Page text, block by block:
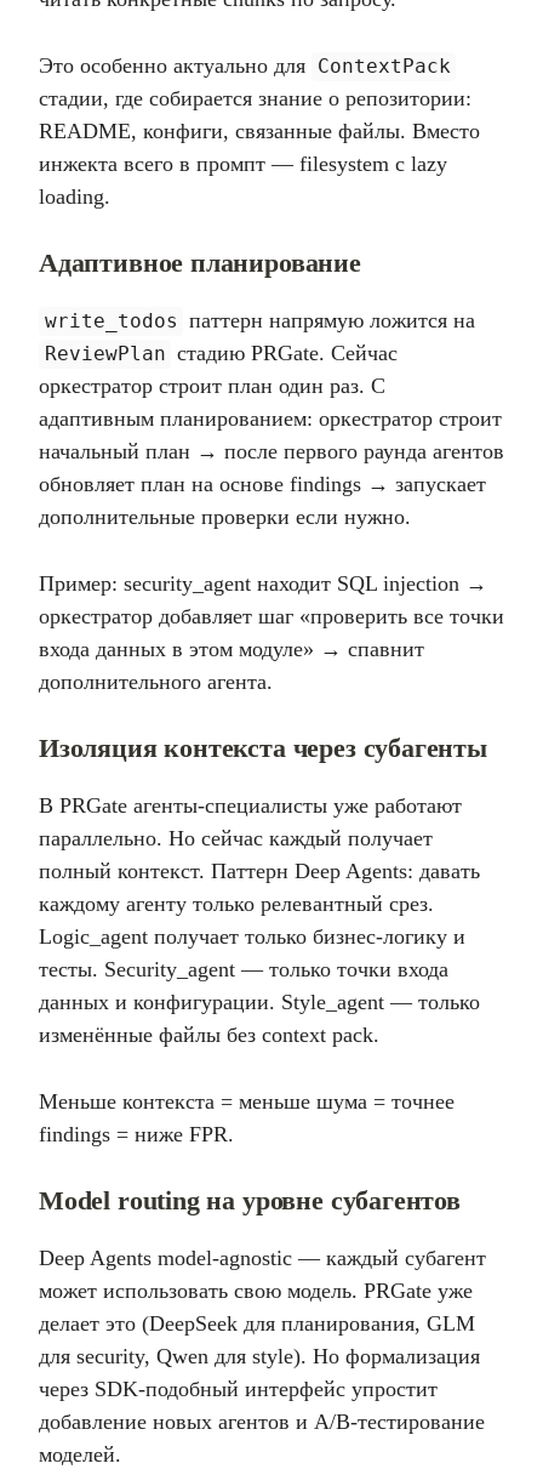
Это особенно актуально для ContextPack
стадии, где собирается знание о репозитории:
README, конфиги, связанные файлы. Вместо
инжекта всего в промпт — filesystem с lazy
loading.
Адаптивное планирование
write_todos паттерн напрямую ложится на
ReviewPlan стадию PRGate. Сейчас
оркестратор строит план один раз. С
адаптивным планированием: оркестратор строит
начальный план → после первого раунда агентов
обновляет план на основе findings → запускает
дополнительные проверки если нужно.
Пример: security_agent находит SQL injection →
оркестратор добавляет шаг «проверить все точки
входа данных в этом модуле» → спавнит
дополнительного агента.
Изоляция контекста через субагенты
В PRGate агенты-специалисты уже работают
параллельно. Но сейчас каждый получает
полный контекст. Паттерн Deep Agents: давать
каждому агенту только релевантный срез.
Logic_agent получает только бизнес-логику и
тесты. Security_agent — только точки входа
данных и конфигурации. Style_agent — только
изменённые файлы без context pack.
Меньше контекста = меньше шума = точнее
findings = ниже FPR.
Model routing на уровне субагентов
Deep Agents model-agnostic — каждый субагент
может использовать свою модель. PRGate уже
делает это (DeepSeek для планирования, GLM
для security, Qwen для style). Но формализация
через SDK-подобный интерфейс упростит
добавление новых агентов и A/B-тестирование
моделей.